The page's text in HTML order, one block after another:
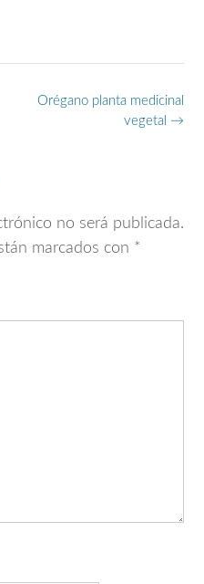
Orégano planta medicinal
vegetal →
no será publicada.
marcados con *